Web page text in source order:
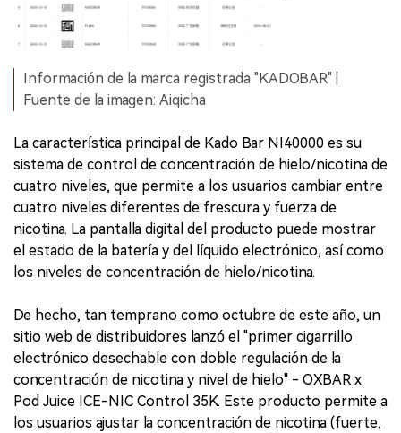
Información de la marca registrada "KADOBAR" |
Fuente de la imagen: Aiqicha
La característica principal de Kado Bar NI40000 es su
sistema de control de concentración de hielo/nicotina de
cuatro niveles, que permite a los usuarios cambiar entre
cuatro niveles diferentes de frescura y fuerza de
nicotina. La pantalla digital del producto puede mostrar
el estado de la batería y del líquido electrónico, así como
los niveles de concentración de hielo/nicotina.
De hecho, tan temprano como octubre de este año, un
sitio web de distribuidores lanzó el "primer cigarrillo
electrónico desechable con doble regulación de la
concentración de nicotina y nivel de hielo" - OXBAR x
Pod Juice ICE-NIC Control 35K. Este producto permite a
los usuarios ajustar la concentración de nicotina (fuerte,